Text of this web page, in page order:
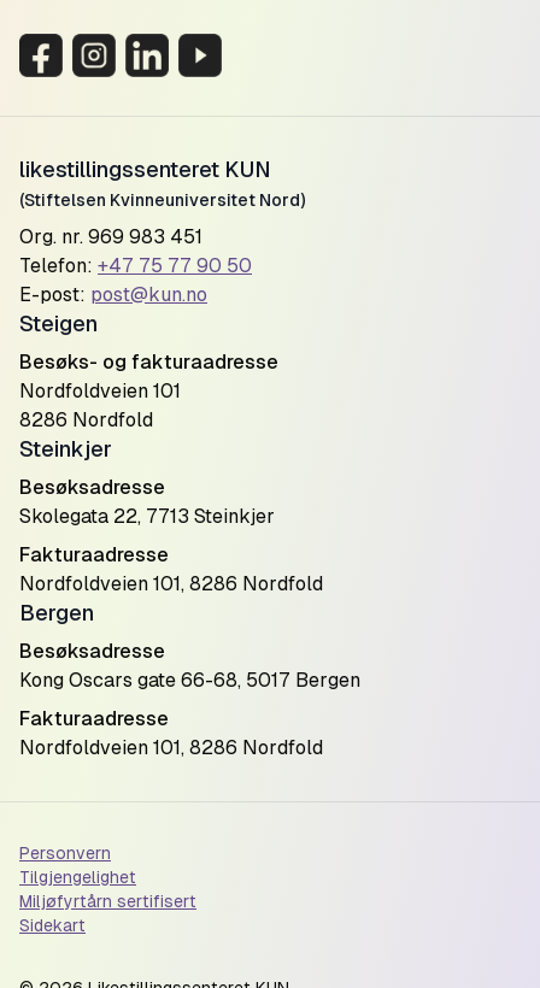
likestillingssenteret KUN
(Stiftelsen Kvinneuniversitet Nord)
Org. nr. 969 983 451
Telefon: +47 75 77 90 50
E-post: post@kun.no
Steigen
Besøks- og fakturaadresse
Nordfoldveien 101
8286 Nordfold
Steinkjer
Besøksadresse
Skolegata 22, 7713 Steinkjer
Fakturaadresse
Nordfoldveien 101, 8286 Nordfold
Bergen
Besøksadresse
Kong Oscars gate 66-68, 5017 Bergen
Fakturaadresse
Nordfoldveien 101, 8286 Nordfold
Personvern
Tilgjengelighet
Miljøfyrtårn sertifisert
Sidekart